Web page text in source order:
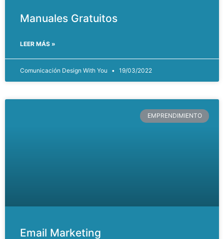
Manuales Gratuitos
LEER MÁS »
Comunicación Design With You 19/03/2022
EMPRENDIMIENTO
Email Marketing